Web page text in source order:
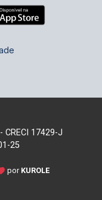
17429-J
25
por KUROLE